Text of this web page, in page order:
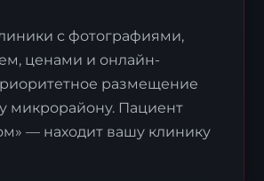
с фотографиями,
ценами и онлайн-
размещение
микрорайону. Пациент
— находит вашу клинику